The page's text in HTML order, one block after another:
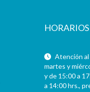
HORARIOS
Atención al
martes y
y de 15:00 a
a 14:00 hrs.,